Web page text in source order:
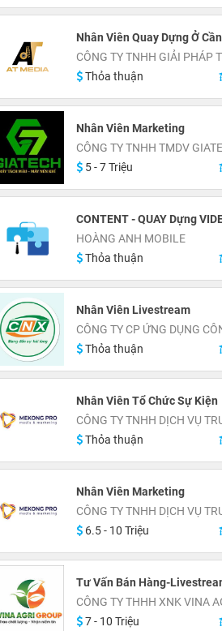
Nhân Viên Quay Dựng Ở
CÔNG TY TNHH GIẢI PHÁP
Thỏa thuận
Nhân Viên Marketing
CÔNG TY TNHH TMDV
5 - 7 Triệu
CONTENT - QUAY Dựng
HOÀNG ANH MOBILE
Thỏa thuận
Nhân Viên Livestream
CÔNG TY CP ỨNG DỤNG
Thỏa thuận
Nhân Viên Tổ Chức Sự Kiện
CÔNG TY TNHH DỊCH VỤ
Thỏa thuận
Nhân Viên Marketing
CÔNG TY TNHH DỊCH VỤ
6.5 - 10 Triệu
Tư Vấn Bán Hàng-
CÔNG TY THHH XNK VINA
7 - 10 Triệu